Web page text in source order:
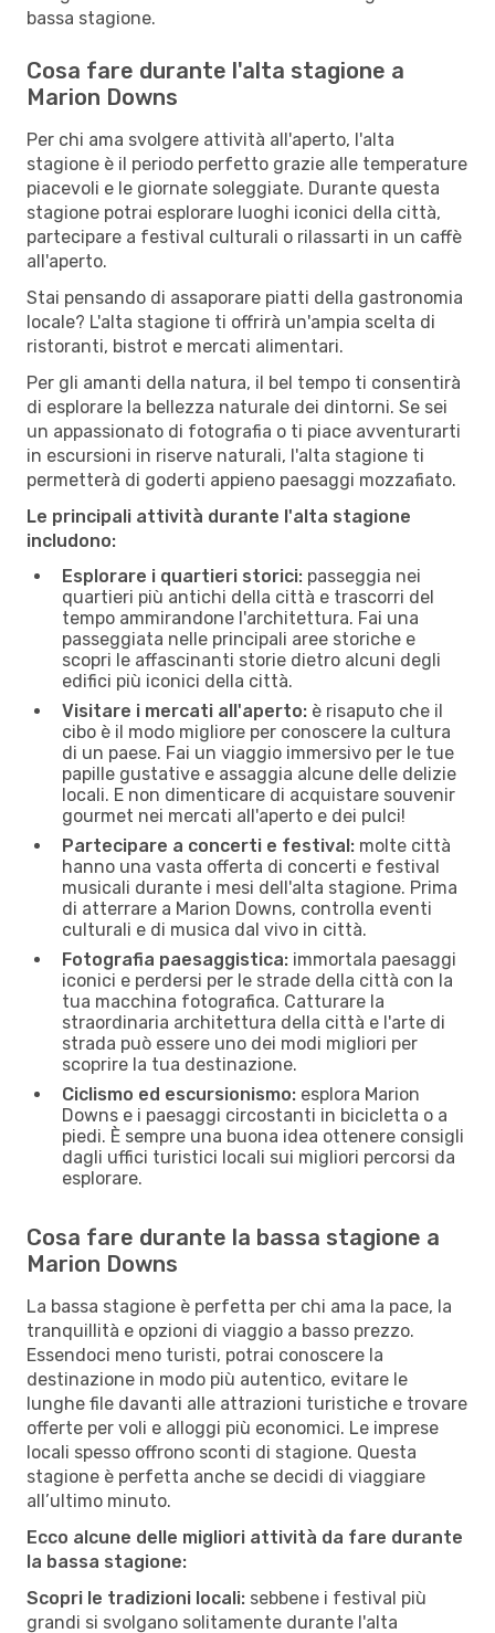
bassa stagione.
Cosa fare durante l'alta stagione a
Marion Downs
Per chi ama svolgere attività all'aperto, l'alta
stagione è il periodo perfetto grazie alle temperature
piacevoli e le giornate soleggiate. Durante questa
stagione potrai esplorare luoghi iconici della città,
partecipare a festival culturali o rilassarti in un caffè
all'aperto.
Stai pensando di assaporare piatti della gastronomia
locale? L'alta stagione ti offrirà un'ampia scelta di
ristoranti, bistrot e mercati alimentari.
Per gli amanti della natura, il bel tempo ti consentirà
di esplorare la bellezza naturale dei dintorni. Se sei
un appassionato di fotografia o ti piace avventurarti
in escursioni in riserve naturali, l'alta stagione ti
permetterà di goderti appieno paesaggi mozzafiato.
Le principali attività durante l'alta stagione
includono:
Esplorare i quartieri storici: passeggia nei
quartieri più antichi della città e trascorri del
tempo ammirandone l'architettura. Fai una
passeggiata nelle principali aree storiche e
scopri le affascinanti storie dietro alcuni degli
edifici più iconici della città.
Visitare i mercati all'aperto: è risaputo che il
cibo è il modo migliore per conoscere la cultura
di un paese. Fai un viaggio immersivo per le tue
papille gustative e assaggia alcune delle delizie
locali. E non dimenticare di acquistare souvenir
gourmet nei mercati all'aperto e dei pulci!
Partecipare a concerti e festival: molte città
hanno una vasta offerta di concerti e festival
musicali durante i mesi dell'alta stagione. Prima
di atterrare a Marion Downs, controlla eventi
culturali e di musica dal vivo in città.
Fotografia paesaggistica: immortala paesaggi
iconici e perdersi per le strade della città con la
tua macchina fotografica. Catturare la
straordinaria architettura della città e l'arte di
strada può essere uno dei modi migliori per
scoprire la tua destinazione.
Ciclismo ed escursionismo: esplora Marion
Downs e i paesaggi circostanti in bicicletta o a
piedi. È sempre una buona idea ottenere consigli
dagli uffici turistici locali sui migliori percorsi da
esplorare.
Cosa fare durante la bassa stagione a
Marion Downs
La bassa stagione è perfetta per chi ama la pace, la
tranquillità e opzioni di viaggio a basso prezzo.
Essendoci meno turisti, potrai conoscere la
destinazione in modo più autentico, evitare le
lunghe file davanti alle attrazioni turistiche e trovare
offerte per voli e alloggi più economici. Le imprese
locali spesso offrono sconti di stagione. Questa
stagione è perfetta anche se decidi di viaggiare
all’ultimo minuto.
Ecco alcune delle migliori attività da fare durante
la bassa stagione:
Scopri le tradizioni locali: sebbene i festival più
grandi si svolgano solitamente durante l'alta